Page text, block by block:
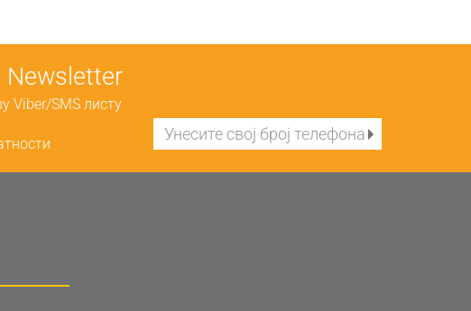
Newsletter
Viber/SMS листу